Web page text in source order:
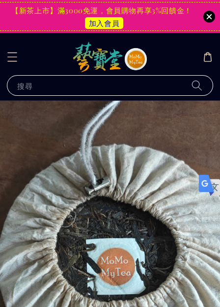
【新茶上市】滿3000免運，會員購物再享3%回饋金！
加入會員
搜尋